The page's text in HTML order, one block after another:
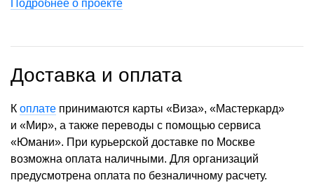
Подробнее о проекте
Доставка и оплата
К оплате принимаются карты «Виза», «Мастеркард»
и «Мир», а также переводы с помощью сервиса
«Юмани». При курьерской доставке по Москве
возможна оплата наличными. Для организаций
предусмотрена оплата по безналичному расчету.